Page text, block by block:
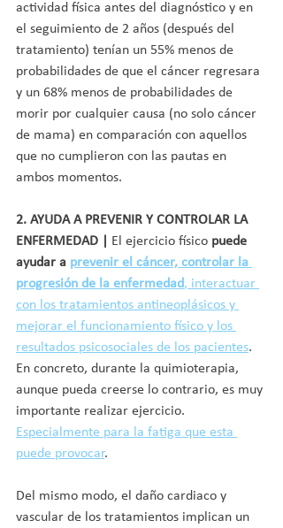
actividad física antes del diagnóstico y en
el seguimiento de 2 años (después del
tratamiento) tenían un 55% menos de
probabilidades de que el cáncer regresara
y un 68% menos de probabilidades de
morir por cualquier causa (no solo cáncer
de mama) en comparación con aquellos
que no cumplieron con las pautas en
ambos momentos.
2. AYUDA A PREVENIR Y CONTROLAR LA
ENFERMEDAD |
El ejercicio físico puede
ayudar a prevenir el cáncer, controlar la
progresión de la enfermedad, interactuar
con los tratamientos antineoplásicos y
mejorar el funcionamiento físico y los
resultados psicosociales de los pacientes.
En concreto, durante la quimioterapia,
aunque pueda creerse lo contrario, es muy
importante realizar ejercicio.
Especialmente para la fatiga que esta
puede provocar.
Del mismo modo, el daño cardiaco y
vascular de los tratamientos implican un